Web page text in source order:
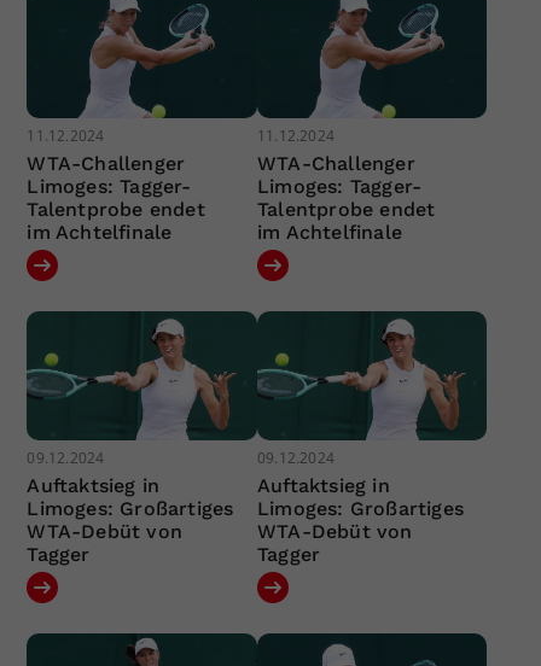
11.12.2024
WTA-Challenger
Limoges: Tagger-
Talentprobe endet
im Achtelfinale
11.12.2024
WTA-Challenger
Limoges: Tagger-
Talentprobe endet
im Achtelfinale
09.12.2024
Auftaktsieg in
Limoges: Großartiges
WTA-Debüt von
Tagger
09.12.2024
Auftaktsieg in
Limoges: Großartiges
WTA-Debüt von
Tagger